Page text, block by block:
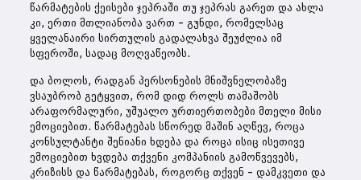
წარმატების ქეისები ჯეპრაში თუ ჯეპრას გარეთ და ახლა
კი, ერთი მთლიანობა ვართ – გუნდი, რომელსაც
ყველანაირი სირთულის გადალახვა შეუძლია იმ
სფეროში, სადაც მოღვაწეობს.
და ბოლოს, რადგან პერსონების მნიშვნელობაზე
ვსაუბრობ გეტყვით, რომ დიდ როლს თამაშობს
არაფორმალური, უშუალო ურთიერთობები მთელი მისი
ემოციებით. წარმატებას სწორედ მაშინ აღწევ, როცა
კონსულტანტი შენიანი ხდება და როცა ისიც ისეთივე
ემოციებით ხვდება თქვენი კომპანიის გამოწვევებს,
კრიზისს და წარმატებას, როგორც თქვენ – დამკვეთი და